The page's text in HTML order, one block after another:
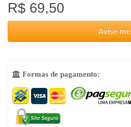
R$ 69,50
Avise-me
 Formas de pagamento: